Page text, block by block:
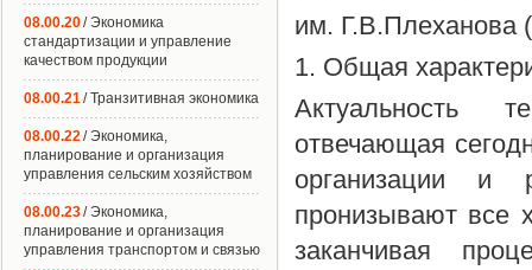
им. Г.В.Плеханова
1. Общая
Актуальность
отвечающая
организации и
пронизывают все
заканчивая
08.00.20/ Экономика
стандартизации и управление
качеством продукции
08.00.21/ Транзитивная экономика
08.00.22/ Экономика,
планирование и организация
управления сельским хозяйством
08.00.23/ Экономика,
планирование и организация
управления транспортом и связью